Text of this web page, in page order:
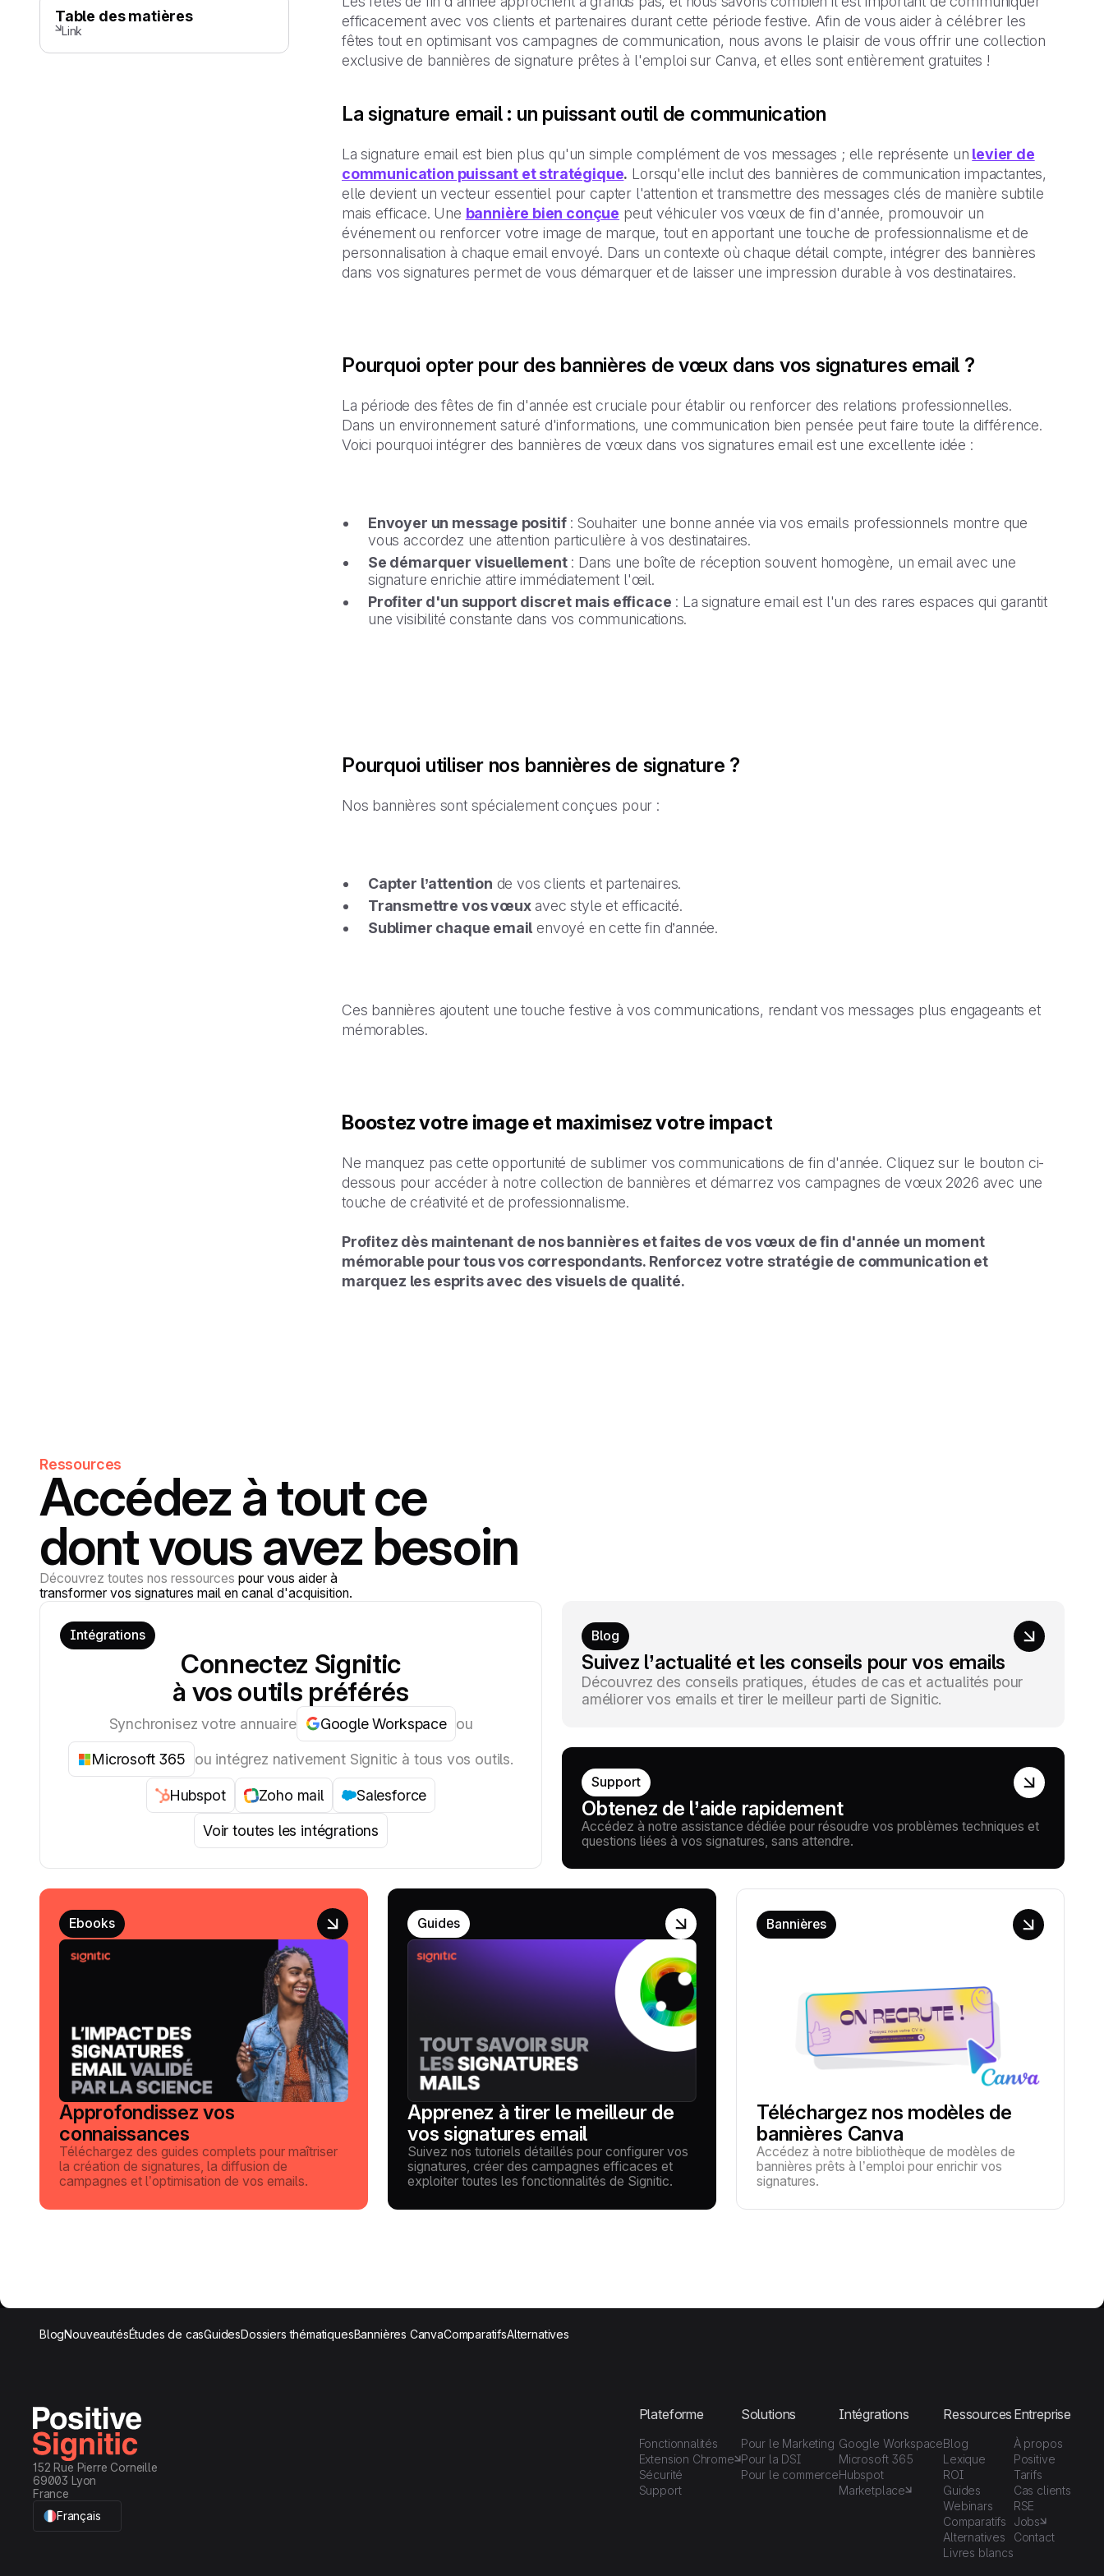
Table des matières
Link
efficacement avec vos clients et partenaires durant cette période festive. Afin de vous aider à célébrer les
fêtes tout en optimisant vos campagnes de communication, nous avons le plaisir de vous offrir une collection
exclusive de bannières de signature prêtes à l'emploi sur Canva, et elles sont entièrement gratuites !
La signature email : un puissant outil de communication
La signature email est bien plus qu'un simple complément de vos messages ; elle représente un levier de
communication puissant et stratégique. Lorsqu'elle inclut des bannières de communication impactantes,
elle devient un vecteur essentiel pour capter l'attention et transmettre des messages clés de manière subtile
mais efficace. Une bannière bien conçue peut véhiculer vos vœux de fin d'année, promouvoir un
événement ou renforcer votre image de marque, tout en apportant une touche de professionnalisme et de
personnalisation à chaque email envoyé. Dans un contexte où chaque détail compte, intégrer des bannières
dans vos signatures permet de vous démarquer et de laisser une impression durable à vos destinataires.
Pourquoi opter pour des bannières de vœux dans vos signatures email ?
La période des fêtes de fin d'année est cruciale pour établir ou renforcer des relations professionnelles.
Dans un environnement saturé d'informations, une communication bien pensée peut faire toute la différence.
Voici pourquoi intégrer des bannières de vœux dans vos signatures email est une excellente idée :
Envoyer un message positif: Souhaiter une bonne année via vos emails professionnels montre que
vous accordez une attention particulière à vos destinataires.
Se démarquer visuellement: Dans une boîte de réception souvent homogène, un email avec une
signature enrichie attire immédiatement l'œil.
Profiter d'un support discret mais efficace : La signature email est l'un des rares espaces qui garantit
une visibilité constante dans vos communications.
Pourquoi utiliser nos bannières de signature ?
Nos bannières sont spécialement conçues pour :
Capter l’attention de vos clients et partenaires.
Transmettre vos vœuxavec style et efficacité.
Sublimer chaque email envoyé en cette fin d’année.
Ces bannières ajoutent une touche festive à vos communications, rendant vos messages plus engageants et
mémorables.
Boostez votre image et maximisez votre impact
Ne manquez pas cette opportunité de sublimer vos communications de fin d'année. Cliquez sur le bouton ci-
dessous pour accéder à notre collection de bannières et démarrez vos campagnes de vœux 2026 avec une
touche de créativité et de professionnalisme.
Profitez dès maintenant de nos bannières et faites de vos vœux de fin d'année un moment
mémorable pour tous vos correspondants. Renforcez votre stratégie de communication et
marquez les esprits avec des visuels de qualité.
Ressources
Accédez à tout ce
dont vous avez besoin
Découvrez toutes nos ressources pour vous aider à
transformer vos signatures mail en canal d'acquisition.
Intégrations
Connectez Signitic
à vos outils préférés
Synchronisez votre annuaire Google Workspace ou
Microsoft 365 ou intégrez nativement Signitic à tous vos outils.
Hubspot Zoho mail Salesforce
Voir toutes les intégrations
Blog
Suivez l’actualité et les conseils pour vos emails
Découvrez des conseils pratiques, études de cas et actualités pour
améliorer vos emails et tirer le meilleur parti de Signitic.
Support
Obtenez de l’aide rapidement
Accédez à notre assistance dédiée pour résoudre vos problèmes techniques et
questions liées à vos signatures, sans attendre.
Ebooks
Approfondissez vos
connaissances
Téléchargez des guides complets pour maîtriser
la création de signatures, la diffusion de
campagnes et l’optimisation de vos emails.
Guides
Apprenez à tirer le meilleur de
vos signatures email
Suivez nos tutoriels détaillés pour configurer vos
signatures, créer des campagnes efficaces et
exploiter toutes les fonctionnalités de Signitic.
Bannières
Téléchargez nos modèles de
bannières Canva
Accédez à notre bibliothèque de modèles de
bannières prêts à l’emploi pour enrichir vos
signatures.
BlogNouveautésÉtudes de casGuidesDossiers thématiquesBannières CanvaComparatifsAlternatives
152 Rue Pierre Corneille
69003 Lyon
France
Français
Plateforme
Fonctionnalités
Extension Chrome
Sécurité
Support
Solutions
Pour le Marketing
Pour la DSI
Pour le commerce
Intégrations
Google Workspace
Microsoft 365
Hubspot
Marketplace
Ressources
Blog
Lexique
ROI
Guides
Webinars
Comparatifs
Alternatives
Livres blancs
Entreprise
À propos
Positive
Tarifs
Cas clients
RSE
Jobs
Contact